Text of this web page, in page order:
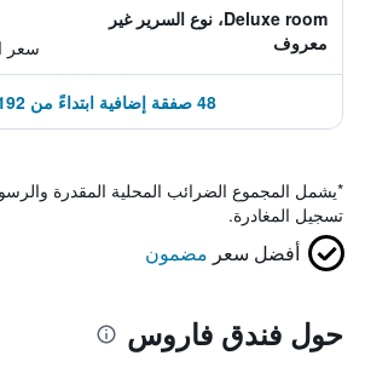
Deluxe room، نوع السرير غير
معروف
سعر
48 صفقة إضافية ابتداءً من 192 ﷼
*يشمل المجموع الضرائب المحلية المقدرة
تسجيل المغادرة.
أفضل سعر مضمون
حول فندق فاروس